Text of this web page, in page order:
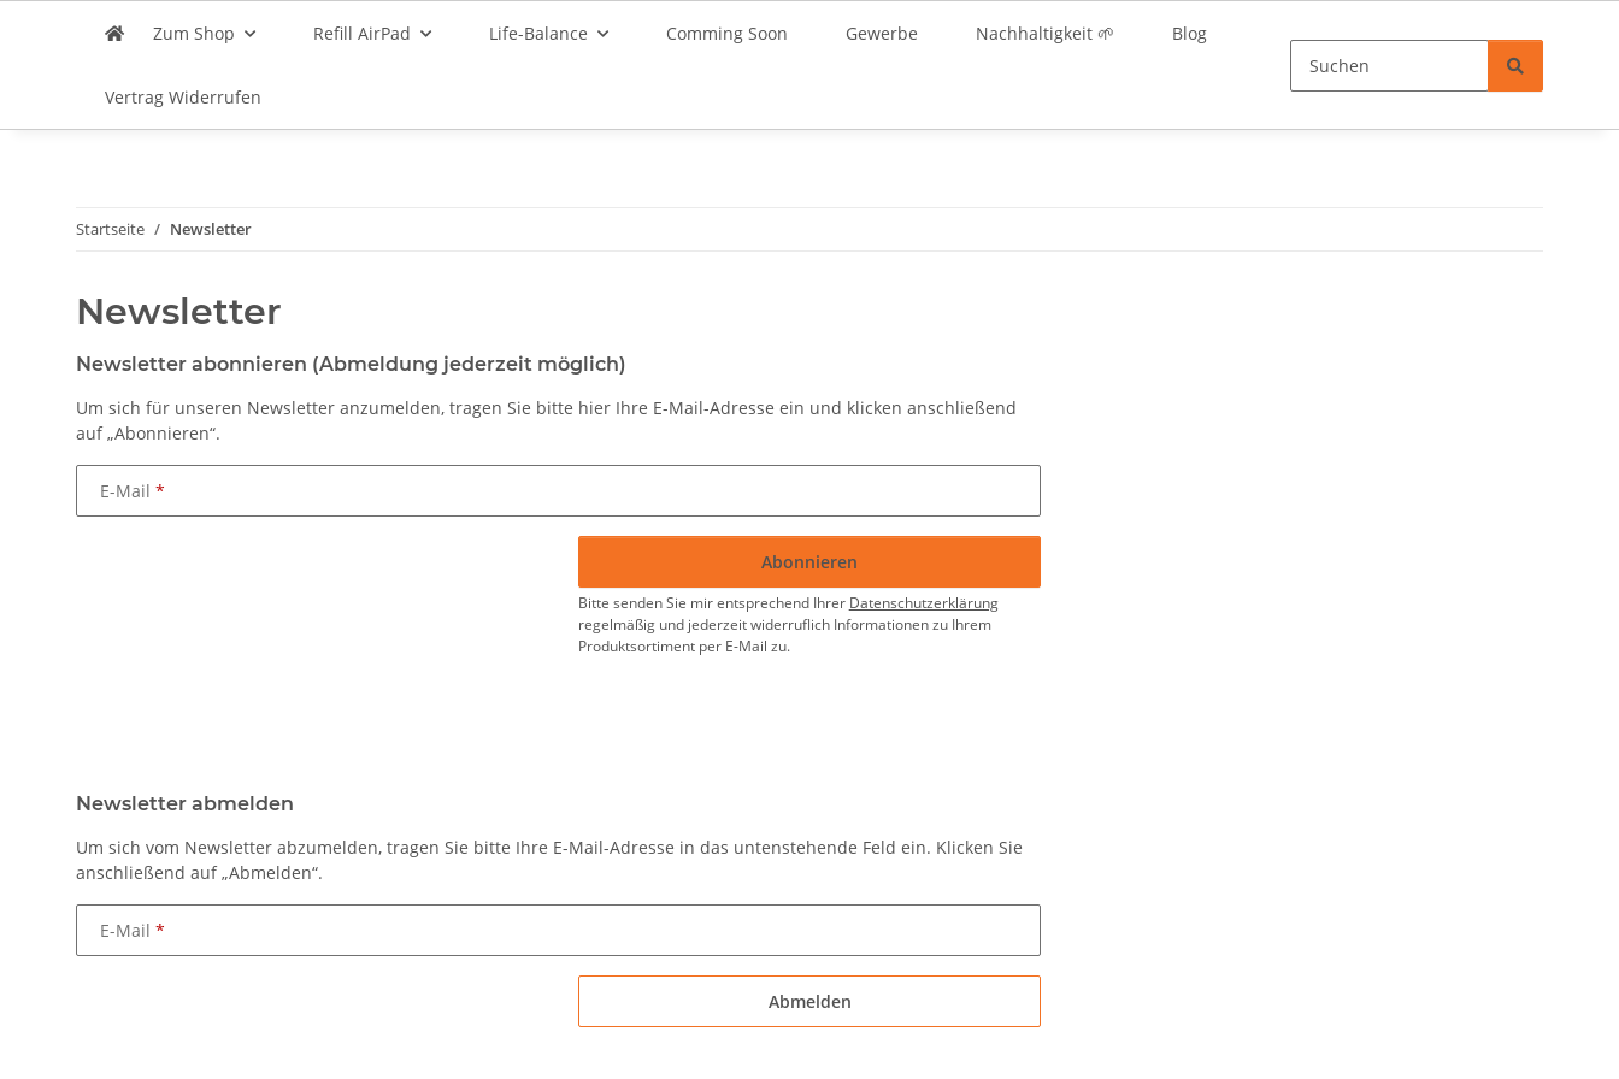
Zum Shop Refill AirPad Life-Balance Comming Soon Gewerbe Nachhaltigkeit 🌱 Blog
Vertrag Widerrufen
Startseite Newsletter
Newsletter
Newsletter abonnieren (Abmeldung jederzeit möglich)
Um sich für unseren Newsletter anzumelden, tragen Sie bitte hier Ihre E-Mail-Adresse ein und klicken anschließend
auf „Abonnieren“.
E-Mail
Abonnieren
Bitte senden Sie mir entsprechend Ihrer Datenschutzerklärung
regelmäßig und jederzeit widerruflich Informationen zu Ihrem
Produktsortiment per E-Mail zu.
Newsletter abmelden
Um sich vom Newsletter abzumelden, tragen Sie bitte Ihre E-Mail-Adresse in das untenstehende Feld ein. Klicken Sie
anschließend auf „Abmelden“.
E-Mail
Abmelden